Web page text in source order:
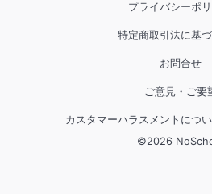
プライバシーポ
特定商取引法に基
お問合せ
ご意見・ご要
カスタマーハラスメントにつ
©2026